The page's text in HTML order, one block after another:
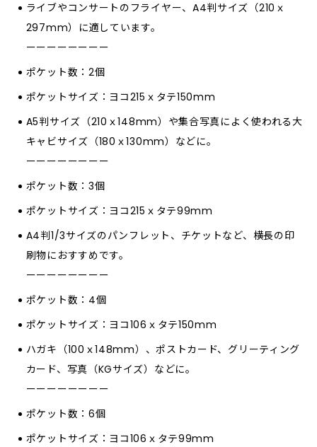
ライブやコンサートのフライヤー、A4判サイズ（210ｘ
297mm）に適しています。
ーーーーーーーー
ポケット数：2個
ポケットサイズ：ヨコ215ｘタテ150mm
A5判サイズ（210ｘ148mm）や集合写真によく使われる大
キャビサイズ（180ｘ130mm）などに。
ーーーーーーーー
ポケット数：3個
ポケットサイズ：ヨコ215ｘタテ99mm
A4判1/3サイズのパンフレット、チケットなど、横長の印
刷物におすすめです。
ーーーーーーーー
ポケット数：4個
ポケットサイズ：ヨコ106ｘタテ150mm
ハガキ（100ｘ148mm）、ポストカード、グリーティング
カード、写真（KGサイズ）などに。
ーーーーーーーー
ポケット数：6個
ポケットサイズ：ヨコ106ｘタテ99mm